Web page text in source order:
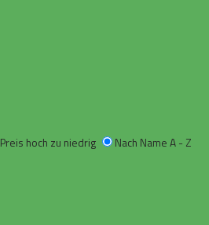
Preis hoch zu niedrig
Nach Name A - Z